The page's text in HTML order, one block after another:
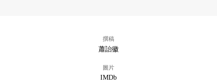
撰稿
蕭詒徽
圖片
IMDb